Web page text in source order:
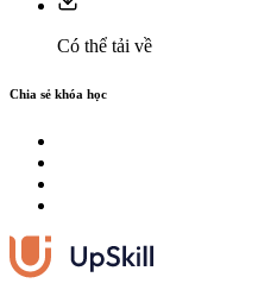
Có thể tải về
Chia sẻ khóa học